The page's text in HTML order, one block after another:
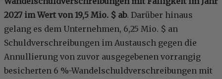
2027 im Wert von 19,5 Mio. $ ab. Darüber hinaus
gelang es dem Unternehmen, 6,25 Mio. $ an
Schuldverschreibungen im Austausch gegen die
Annullierung von zuvor ausgegebenen vorrangig
besicherten 6 %-Wandelschuldverschreibungen mit